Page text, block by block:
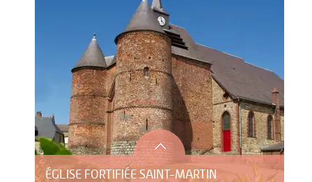
ÉGLISE FORTIFIÉE SAINT-MARTIN